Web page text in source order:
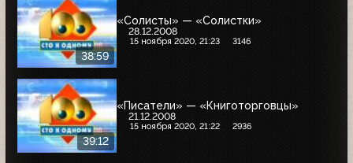
38:59
«Солисты» — «Солистки»
28.12.2008
15 ноября 2020, 21:23 3146
39:12
«Писатели» — «Книготорговцы»
21.12.2008
15 ноября 2020, 21:22 2936